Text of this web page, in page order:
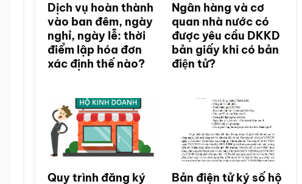
Dịch vụ hoàn thành
vào ban đêm, ngày
nghỉ, ngày lễ: thời
điểm lập hóa đơn
xác định thế nào?
Ngân hàng và cơ
quan nhà nước có
được yêu cầu DKKD
bản giấy khi có bản
điện tử?
Quy trình đăng ký
Bản điện tử ký số hộ